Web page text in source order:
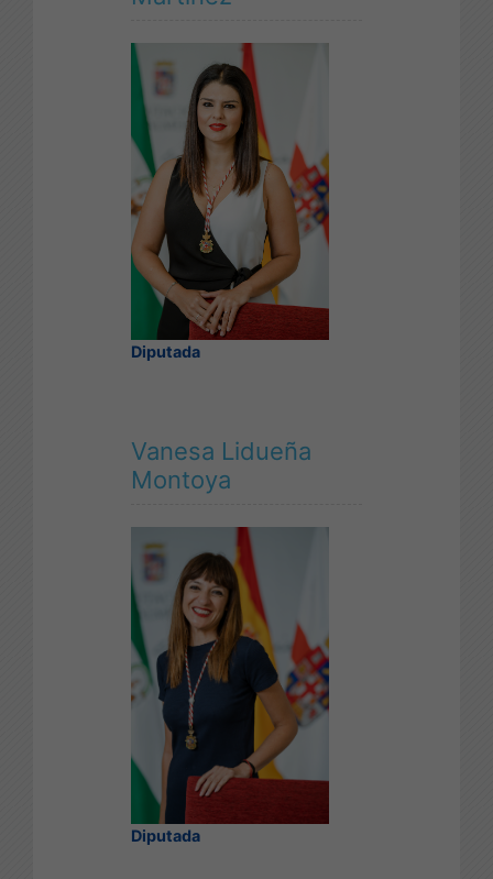
Diputada
Vanesa Lidueña
Montoya
Diputada